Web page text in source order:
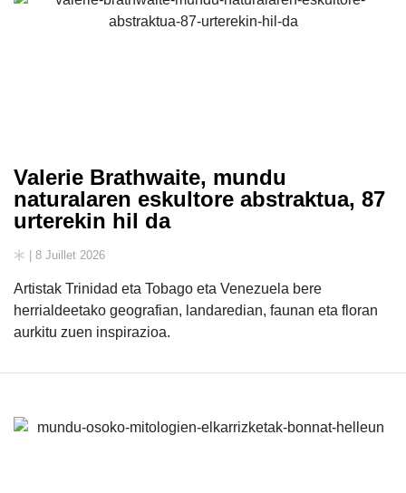
Valerie Brathwaite, mundu
naturalaren eskultore abstraktua, 87
urterekin hil da
| 8 Juillet 2026
Artistak Trinidad eta Tobago eta Venezuela bere
herrialdeetako geografian, landaredian, faunan eta floran
aurkitu zuen inspirazioa.